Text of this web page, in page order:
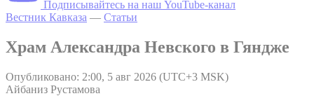
Подписывайтесь на наш YouTube-канал
Вестник Кавказа — Статьи
Храм Александра Невского в Гяндже
Опубликовано: 2:00, 5 авг 2026 (UTC+3 MSK)
Айбаниз Рустамова